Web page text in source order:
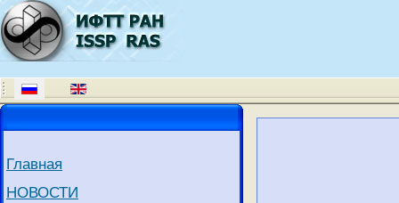
Главная
НОВОСТИ